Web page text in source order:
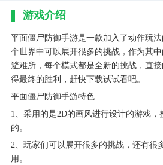
游戏介绍
平面僵尸防御手游是一款加入了动作玩
个世界中可以展开很多的挑战，作为其
避难所，每个模式都是全新的挑战，直
得最终的胜利，赶快下载试试看吧。
平面僵尸防御手游特色
1、采用的是2D的画风进行设计的游戏
的。
2、玩家们可以展开很多的挑战，还有很
用。